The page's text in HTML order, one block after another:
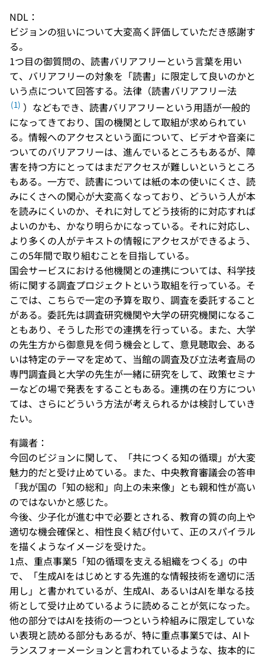
NDL：
ビジョンの狙いについて大変高く評価していただき感謝す
る。
1つ目の御質問の、読書バリアフリーという言葉を用い
て、バリアフリーの対象を「読書」に限定して良いのかと
いう点について回答する。法律（読書バリアフリー法
(1) ）などもでき、読書バリアフリーという用語が一般的
になってきており、国の機関として取組が求められてい
る。情報へのアクセスという面について、ビデオや音楽に
ついてのバリアフリーは、進んでいるところもあるが、障
害を持つ方にとってはまだアクセスが難しいというところ
もある。一方で、読書については紙の本の使いにくさ、読
みにくさへの関心が大変高くなっており、どういう人が本
を読みにくいのか、それに対してどう技術的に対応すれば
よいのかも、かなり明らかになっている。それに対応し、
より多くの人がテキストの情報にアクセスができるよう、
この5年間で取り組むことを目指している。
国会サービスにおける他機関との連携については、科学技
術に関する調査プロジェクトという取組を行っている。そ
こでは、こちらで一定の予算を取り、調査を委託すること
がある。委託先は調査研究機関や大学の研究機関になるこ
ともあり、そうした形での連携を行っている。また、大学
の先生方から御意見を伺う機会として、意見聴取会、ある
いは特定のテーマを定めて、当館の調査及び立法考査局の
専門調査員と大学の先生が一緒に研究をして、政策セミナ
ーなどの場で発表をすることもある。連携の在り方につい
ては、さらにどういう方法が考えられるかは検討していき
たい。
有識者：
今回のビジョンに関して、「共につくる知の循環」が大変
魅力的だと受け止めている。また、中央教育審議会の答申
「我が国の「知の総和」向上の未来像」とも親和性が高い
のではないかと感じた。
今後、少子化が進む中で必要とされる、教育の質の向上や
適切な機会確保と、相性良く結び付いて、正のスパイラル
を描くようなイメージを受けた。
1点、重点事業5「知の循環を支える組織をつくる」の中
で、「生成AIをはじめとする先進的な情報技術を適切に活
用し」と書かれているが、生成AI、あるいはAIを単なる技
術として受け止めているように読めることが気になった。
他の部分ではAIを技術の一つという枠組みに限定していな
い表現と読める部分もあるが、特に重点事業5では、AIト
ランスフォーメーションと言われているような、抜本的に